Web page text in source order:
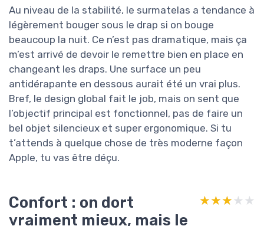
Au niveau de la stabilité, le surmatelas a tendance à
légèrement bouger sous le drap si on bouge
beaucoup la nuit. Ce n’est pas dramatique, mais ça
m’est arrivé de devoir le remettre bien en place en
changeant les draps. Une surface un peu
antidérapante en dessous aurait été un vrai plus.
Bref, le design global fait le job, mais on sent que
l’objectif principal est fonctionnel, pas de faire un
bel objet silencieux et super ergonomique. Si tu
t’attends à quelque chose de très moderne façon
Apple, tu vas être déçu.
Confort : on dort
vraiment mieux, mais le
★★★★★
★★★★★